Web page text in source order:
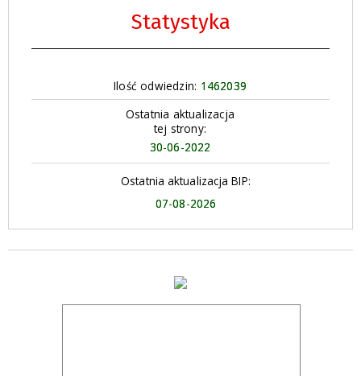
Statystyka
Ilość odwiedzin: 1462039
Ostatnia aktualizacja
tej strony:
30-06-2022
Ostatnia aktualizacja BIP:
07-08-2026